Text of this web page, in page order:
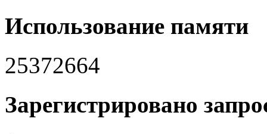
Использование памяти
25372664
Зарегистрировано